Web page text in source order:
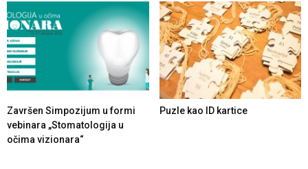
Završen Simpozijum u formi
vebinara „Stomatologija u
očima vizionara“
Puzle kao ID kartice